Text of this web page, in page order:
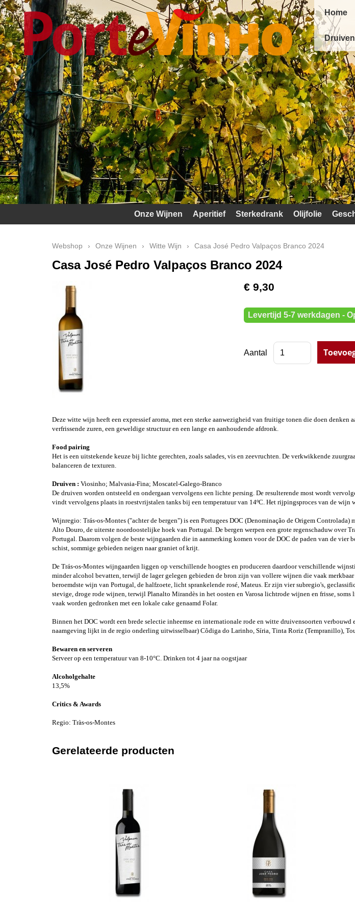
Home
Onze Wijnen Aperitief Sterkedrank Olijfolie
Webshop › Onze Wijnen › Witte Wijn › Casa José Pedro Valpaços Branco 2024
Casa José Pedro Valpaços Branco 2024
€ 9,30
Levertijd 5-7 werkdagen -
Aantal
Deze witte wijn heeft een expressief aroma, met een sterke aanwezigheid van fruitige tonen die doen
verfrissende zuren, een geweldige structuur en een lange en aanhoudende afdronk.
Food pairing
Het is een uitstekende keuze bij lichte gerechten, zoals salades, vis en zeevruchten. De verkwikkende
balanceren de texturen.
Druiven : Viosinho; Malvasia-Fina; Moscatel-Galego-Branco
De druiven worden ontsteeld en ondergaan vervolgens een lichte persing. De resulterende most wordt
vindt vervolgens plaats in roestvrijstalen tanks bij een temperatuur van 14ºC. Het rijpingsproces van de
Wijnregio: Trás-os-Montes ("achter de bergen") is een Portugees DOC (Denominação de Origem
Alto Douro, de uiterste noordoostelijke hoek van Portugal. De bergen werpen een grote regenschaduw over
Portugal. Daarom volgen de beste wijngaarden die in aanmerking komen voor de DOC de paden van de
schist, sommige gebieden neigen naar graniet of krijt.
De Trás-os-Montes wijngaarden liggen op verschillende hoogtes en produceren daardoor verschillende
minder alcohol bevatten, terwijl de lager gelegen gebieden de bron zijn van vollere wijnen die vaak
beroemdste wijn van Portugal, de halfzoete, licht sprankelende rosé, Mateus. Er zijn vier subregio's,
stevige, droge rode wijnen, terwijl Planalto Mirandès in het oosten en Varosa lichtrode wijnen en frisse,
vaak worden gedronken met een lokale cake genaamd Folar.
Binnen het DOC wordt een brede selectie inheemse en internationale rode en witte druivensoorten
naamgeving lijkt in de regio onderling uitwisselbaar) Côdiga do Larinho, Síria, Tinta Roriz (Tempranillo),
Bewaren en serveren
Serveer op een temperatuur van 8-10°C. Drinken tot 4 jaar na oogstjaar
Alcoholgehalte
13,5%
Critics & Awards
Regio: Tràs-os-Montes
Gerelateerde producten